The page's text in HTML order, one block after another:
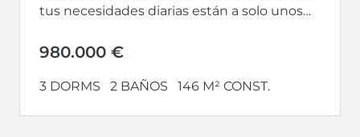
tus necesidades diarias están a solo unos
980.000 €
3 DORMS 2 BAÑOS 146 M² CONST.